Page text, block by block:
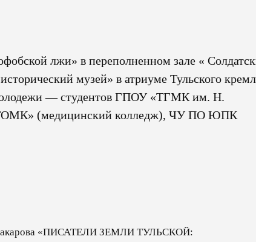
лжи» в переполненном зале «
музей» в атриуме Тульского
— студентов ГПОУ «ТГМК им. Н.
(медицинский колледж), ЧУ ПО ЮПК
«ПИСАТЕЛИ ЗЕМЛИ ТУЛЬСКОЙ: